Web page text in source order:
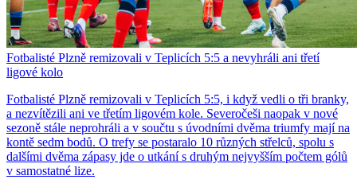
Fotbalisté Plzně remizovali v Teplicích 5:5 a nevyhráli ani třetí
ligové kolo
Fotbalisté Plzně remizovali v Teplicích 5:5, i když vedli o tři branky,
a nezvítězili ani ve třetím ligovém kole. Severočeši naopak v nové
sezoně stále neprohráli a v součtu s úvodními dvěma triumfy mají na
kontě sedm bodů. O trefy se postaralo 10 různých střelců, spolu s
dalšími dvěma zápasy jde o utkání s druhým nejvyšším počtem gólů
v samostatné lize.